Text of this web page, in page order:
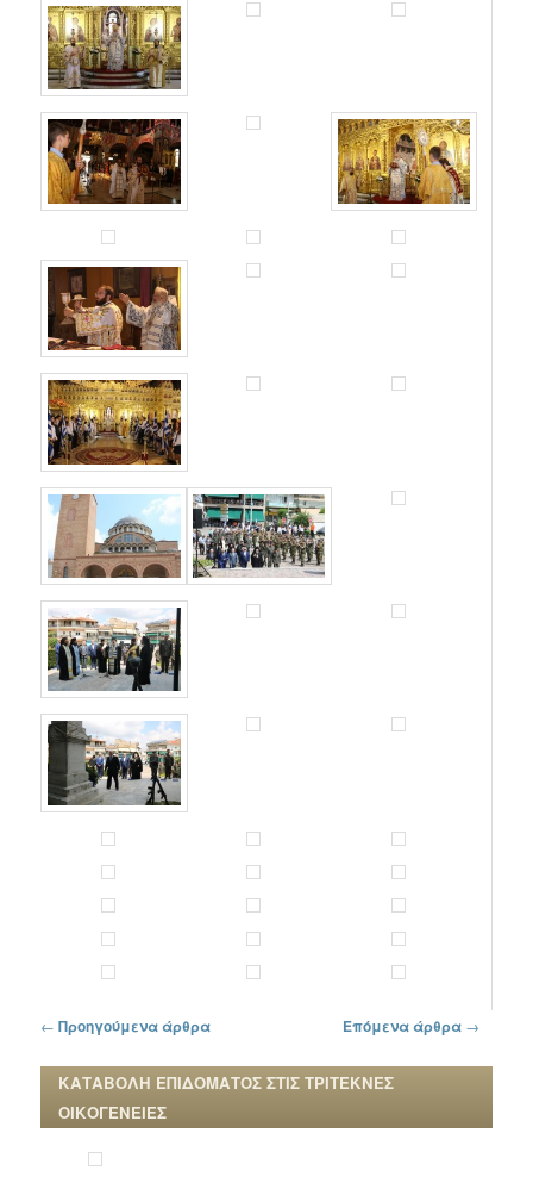
Πλοήγηση στα άρθρα
← Προηγούμενα άρθρα Επόμενα άρθρα →
ΚΑΤΑΒΟΛΗ ΕΠΙΔΟΜΑΤΟΣ ΣΤΙΣ ΤΡΙΤΕΚΝΕΣ
ΟΙΚΟΓΕΝΕΙΕΣ